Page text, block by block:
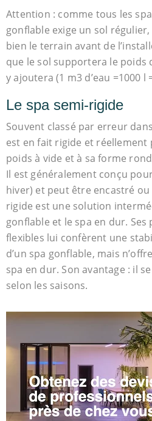
Attention : comme tous les
gonflable exige un sol
bien le terrain avant de
que le sol supportera le poids
y ajoutera (1 m3 d’eau =1000 l
Le spa semi-rigide
Souvent classé par erreur
est en fait rigide et réellement
poids à vide et à sa forme
Il est généralement conçu
hiver) et peut être encastré
rigide est une solution
gonflable et le spa en dur.
flexibles lui confèrent une
d’un spa gonflable, mais
spa en dur. Son avantage : il
selon les saisons.